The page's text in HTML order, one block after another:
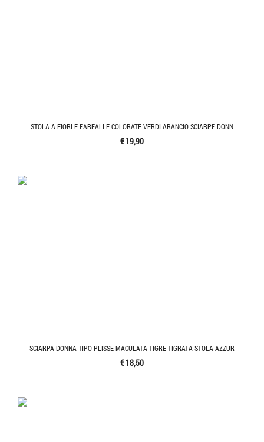
STOLA A FIORI E FARFALLE COLORATE VERDI ARANCIO SCIARPE DONN
€ 19,90
SCIARPA DONNA TIPO PLISSE MACULATA TIGRE TIGRATA STOLA AZZUR
€ 18,50